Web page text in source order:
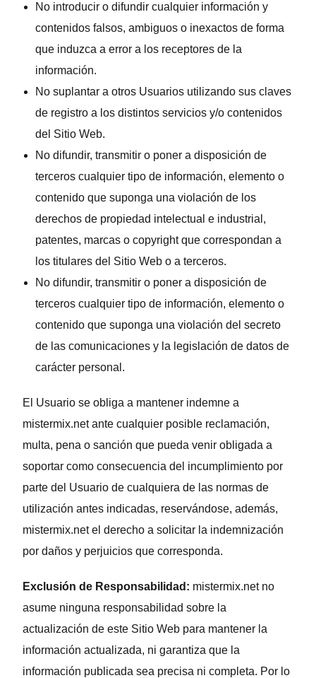
No introducir o difundir cualquier información y
contenidos falsos, ambiguos o inexactos de forma
que induzca a error a los receptores de la
información.
No suplantar a otros Usuarios utilizando sus claves
de registro a los distintos servicios y/o contenidos
del Sitio Web.
No difundir, transmitir o poner a disposición de
terceros cualquier tipo de información, elemento o
contenido que suponga una violación de los
derechos de propiedad intelectual e industrial,
patentes, marcas o copyright que correspondan a
los titulares del Sitio Web o a terceros.
No difundir, transmitir o poner a disposición de
terceros cualquier tipo de información, elemento o
contenido que suponga una violación del secreto
de las comunicaciones y la legislación de datos de
carácter personal.
El Usuario se obliga a mantener indemne a
mistermix.net ante cualquier posible reclamación,
multa, pena o sanción que pueda venir obligada a
soportar como consecuencia del incumplimiento por
parte del Usuario de cualquiera de las normas de
utilización antes indicadas, reservándose, además,
mistermix.net el derecho a solicitar la indemnización
por daños y perjuicios que corresponda.
Exclusión de Responsabilidad: mistermix.net no
asume ninguna responsabilidad sobre la
actualización de este Sitio Web para mantener la
información actualizada, ni garantiza que la
información publicada sea precisa ni completa. Por lo